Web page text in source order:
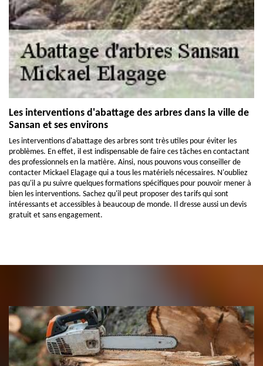
Les interventions d'abattage des arbres dans la ville de
Sansan et ses environs
Les interventions d'abattage des arbres sont très utiles pour éviter les
problèmes. En effet, il est indispensable de faire ces tâches en contactant
des professionnels en la matière. Ainsi, nous pouvons vous conseiller de
contacter Mickael Elagage qui a tous les matériels nécessaires. N'oubliez
pas qu'il a pu suivre quelques formations spécifiques pour pouvoir mener à
bien les interventions. Sachez qu'il peut proposer des tarifs qui sont
intéressants et accessibles à beaucoup de monde. Il dresse aussi un devis
gratuit et sans engagement.